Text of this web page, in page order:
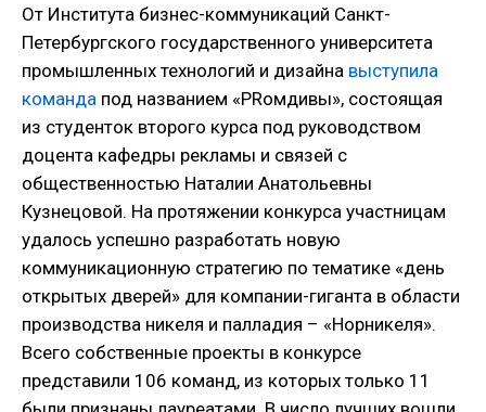
От Института бизнес-коммуникаций Санкт-
Петербургского государственного университета
промышленных технологий и дизайна выступила
команда под названием «PRомдивы», состоящая
из студенток второго курса под руководством
доцента кафедры рекламы и связей с
общественностью Наталии Анатольевны
Кузнецовой. На протяжении конкурса участницам
удалось успешно разработать новую
коммуникационную стратегию по тематике «день
открытых дверей» для компании-гиганта в области
производства никеля и палладия – «Норникеля».
Всего собственные проекты в конкурсе
представили 106 команд, из которых только 11